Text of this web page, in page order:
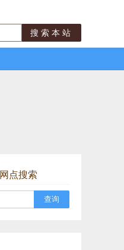
搜索本站
网点搜索
查询